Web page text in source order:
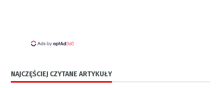
NAJCZĘŚCIEJ CZYTANE ARTYKUŁY